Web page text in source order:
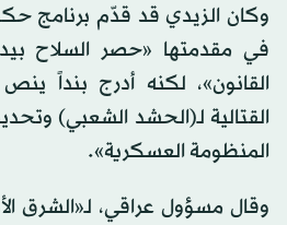
في مقدمتها «حصر السلاح بيد
القانون»، لكنه أدرج بنداً
القتالية لـ(الحشد الشعبي)
المنظومة العسكرية».
وقال مسؤول عراقي، لـ«الشرق